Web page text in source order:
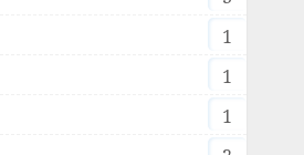
1
1
1